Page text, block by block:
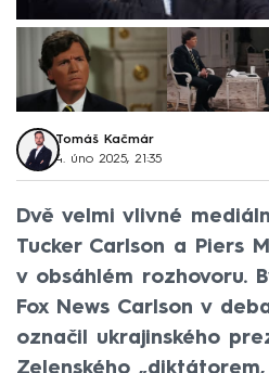
Tomáš Kačmár
4. úno 2025, 21:35
Dvě velmi vlivné
Tucker Carlson a Piers
v obsáhlém rozhovoru.
Fox News Carlson v
označil ukrajinského
Zelenského